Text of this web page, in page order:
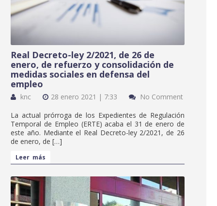
Real Decreto-ley 2/2021, de 26 de
enero, de refuerzo y consolidación de
medidas sociales en defensa del
empleo
knc 28 enero 2021 | 7:33
No Comment
La actual prórroga de los Expedientes de Regulación
Temporal de Empleo (ERTE) acaba el 31 de enero de
este año. Mediante el Real Decreto-ley 2/2021, de 26
de enero, de […]
Leer más